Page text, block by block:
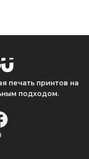
печать принтов на
подходом.